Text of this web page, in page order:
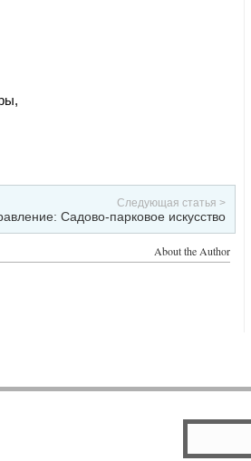
Следующая статья >
Садово-парковое искусство
About the Author